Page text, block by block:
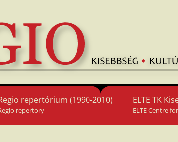
repertórium (1990-2010)
repertory
ELTE TK
ELTE Centre